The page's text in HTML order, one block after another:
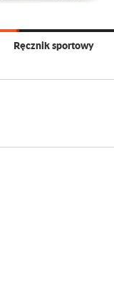
Ręcznik sportowy